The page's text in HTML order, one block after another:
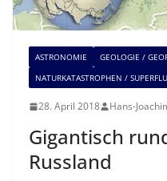
ASTRONOMIE GEOLOGIE /
NATURKATASTROPHEN /
28. April 2018 Hans-
Gigantisch
Russland